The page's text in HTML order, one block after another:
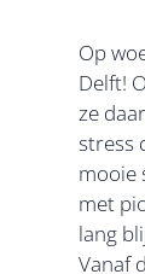
Op
Delft!
ze
stress
mooie
met
lang
Vanaf